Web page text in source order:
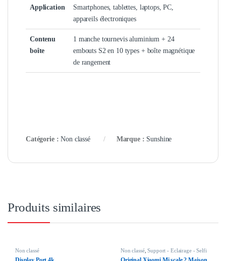
Application
Smartphones, tablettes, laptops, PC,
appareils électroniques
Contenu
boîte
1 manche tournevis aluminium + 24
embouts S2 en 10 types + boîte magnétique
de rangement
Catégorie :Non classé Marque : Sunshine
Produits similaires
Non classé Non classé,Support - Eclairage - Selfi